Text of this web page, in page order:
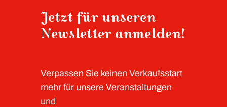
Jetzt für unseren
Newsletter anmelden!
Verpassen Sie keinen Verkaufsstart
mehr für unsere Veranstaltungen
und